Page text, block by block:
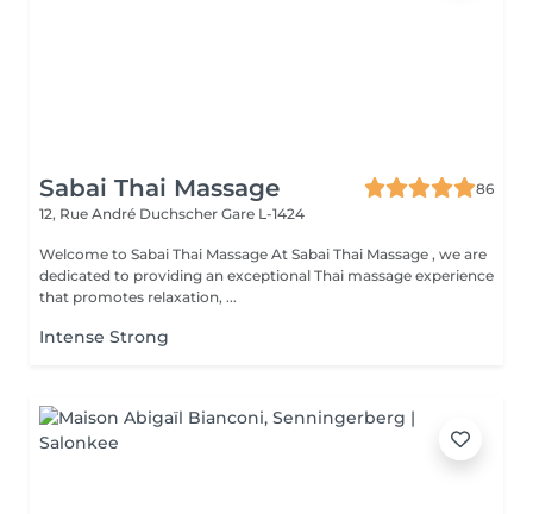
Sabai Thai Massage
86
12, Rue André Duchscher Gare L-1424
Welcome to Sabai Thai Massage At Sabai Thai Massage , we are
dedicated to providing an exceptional Thai massage experience
that promotes relaxation, ...
Intense Strong